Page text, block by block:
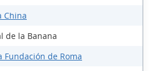
China
de la Banana
Fundación de Roma